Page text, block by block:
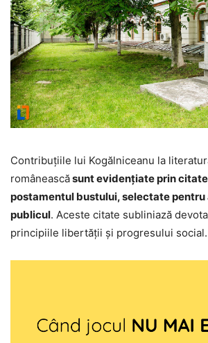
Contribuțiile lui Kogălniceanu la
româneascăsunt evidențiate prin
postamentul bustului, selectate pentru
publicul. Aceste citate subliniază
principiile libertății și progresului social.